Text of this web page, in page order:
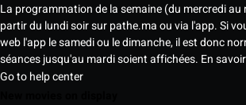
La programmation de la semaine (du mercredi
partir du lundi soir sur pathe.ma ou via l'app. Si
web l'app le samedi ou le dimanche, il est donc
séances jusqu'au mardi soient affichées. En
Go to help center